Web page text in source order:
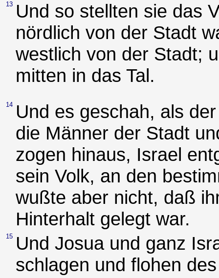
13 Und so stellten sie das
nördlich von der Stadt
westlich von der Stadt;
mitten in das Tal.
14 Und es geschah, als
die Männer der Stadt
zogen hinaus, Israel
sein Volk, an den
wußte aber nicht, daß
Hinterhalt gelegt war.
15 Und Josua und ganz
schlagen und flohen